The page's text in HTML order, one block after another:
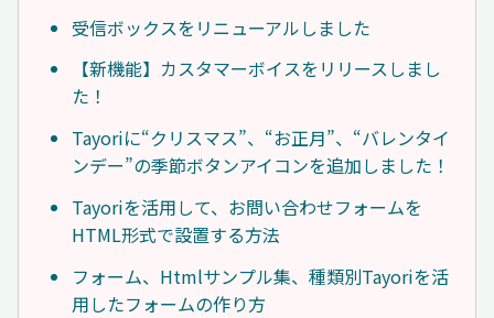
受信ボックスをリニューアルしました
【新機能】カスタマーボイスをリリースしまし
た！
Tayoriに“クリスマス”、“お正月”、“バレンタイ
ンデー”の季節ボタンアイコンを追加しました！
Tayoriを活用して、お問い合わせフォームを
HTML形式で設置する方法
フォーム、Htmlサンプル集、種類別Tayoriを活
用したフォームの作り方